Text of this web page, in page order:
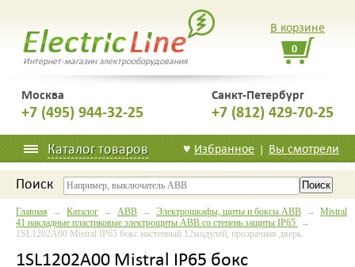
Интернет-магазин электрооборудования
Москва
+7 (495) 944-32-25
Санкт-Петербург
+7 (812) 429-70-25
В корзине
0
Каталог товаров ♥ Избранное | Вы смотрели
Поиск
Главная → Каталог → ABB → Электрошкафы, щиты и боксы ABB → Mistral
41 накладные пластиковые электрощиты ABB со степень защиты IP65 →
1SL1202A00 Mistral IP65 бокс настенный 12модулей, прозрачная дверь.
1SL1202A00 Mistral IP65 бокс